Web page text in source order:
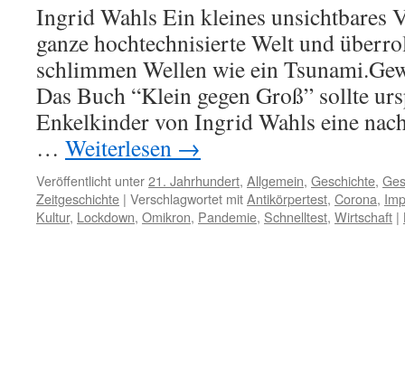
Ingrid Wahls Ein kleines unsichtbares
ganze hochtechnisierte Welt und
schlimmen Wellen wie ein
Das Buch “Klein gegen Groß” sollte
Enkelkinder von Ingrid Wahls eine
… Weiterlesen →
Veröffentlicht unter21. Jahrhundert, Allgemein, Geschichte,
Zeitgeschichte | Verschlagwortet mitAntikörpertest, Corona,
Kultur, Lockdown, Omikron, Pandemie, Schnelltest, Wirtschaft |